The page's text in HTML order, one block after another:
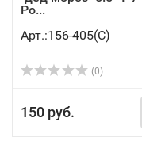
Po...
Арт.:156-405(C)
(0)
150 руб.